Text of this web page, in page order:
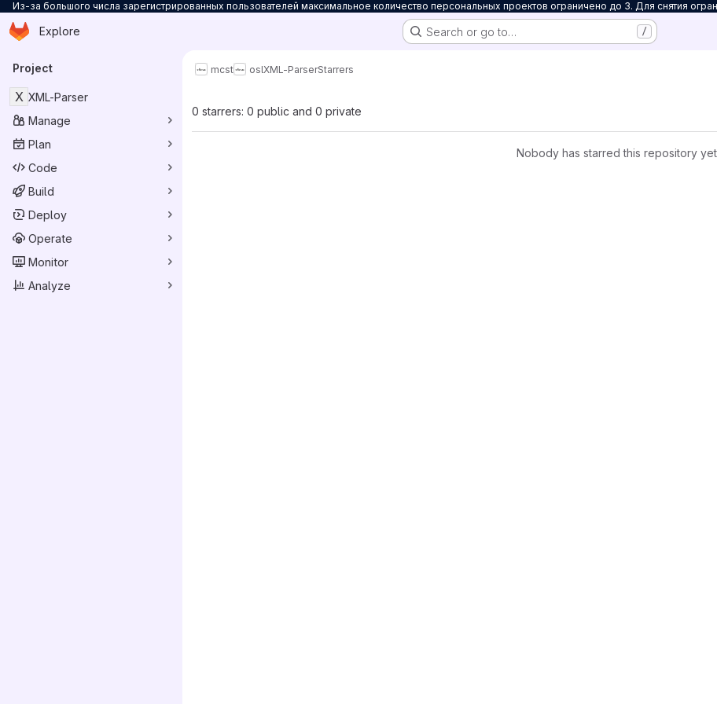
Из-за большого числа зарегистрированных пользователей максимальное количество персональных проектов ограничено до 3. Для снятия
Skip to main content
Homepage
Explore Search or go to… /
Primary navigation
Project
X XML-Parser
Manage
Plan
Code
Build
Deploy
Operate
Monitor
Analyze
mcst oslXML-ParserStarrers
0 starrers: 0 public and 0 private
Nobody has starred this repository yet